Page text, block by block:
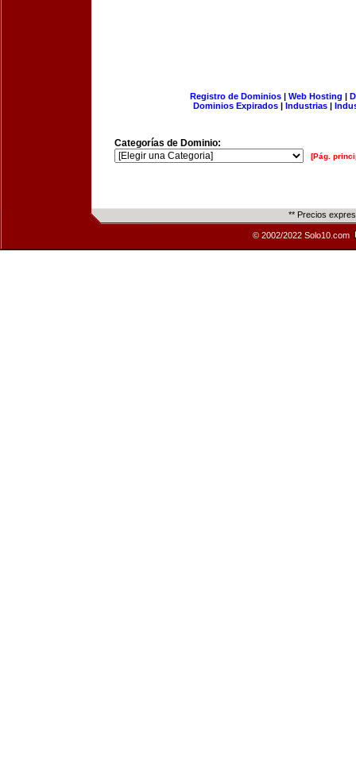
Registro de Dominios| Web Hosting |
Dominios Expirados | Industrias |
Categorías de Dominio:
[Pág.
** Precios
© 2002/2022 Solo10.com